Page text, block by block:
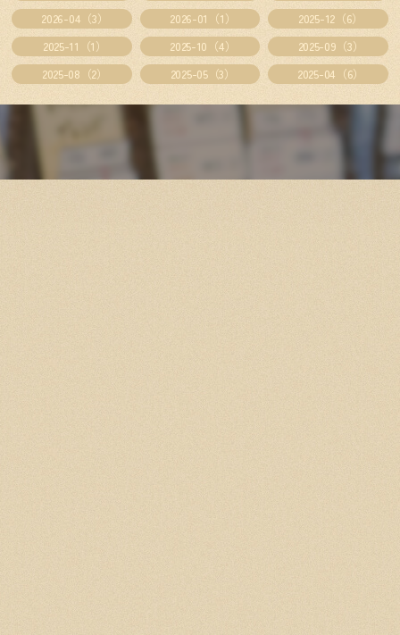
2026-04（3）
2026-01（1）
2025-12（6）
2025-11（1）
2025-10（4）
2025-09（3）
2025-08（2）
2025-05（3） 2025-04（6）